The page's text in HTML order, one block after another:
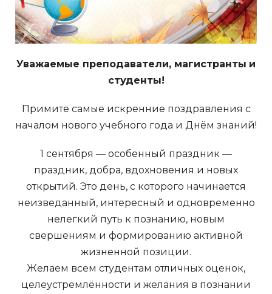
Уважаемые преподаватели, магистранты и
студенты!
Примите самые искренние поздравления с
началом нового учебного года и Днём знаний!
1 сентября — особенный праздник —
праздник, добра, вдохновения и новых
открытий. Это день, с которого начинается
неизведанный, интересный и одновременно
нелегкий путь к познанию, новым
свершениям и формированию активной
жизненной позиции.
Желаем всем студентам отличных оценок,
целеустремлённости и желания в познании